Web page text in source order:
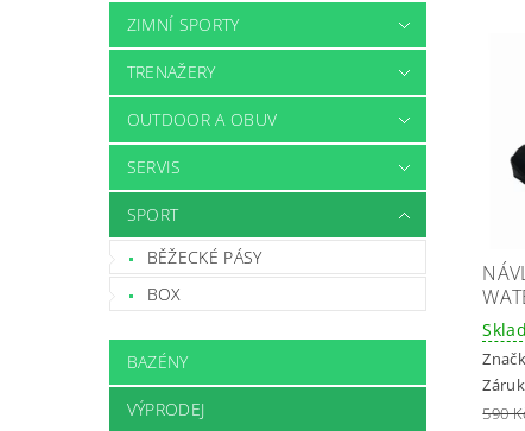
ZIMNÍ SPORTY
TRENAŽERY
OUTDOOR A OBUV
SERVIS
SPORT
BĚŽECKÉ PÁSY
BOX
BAZÉNY
VÝPRODEJ
590